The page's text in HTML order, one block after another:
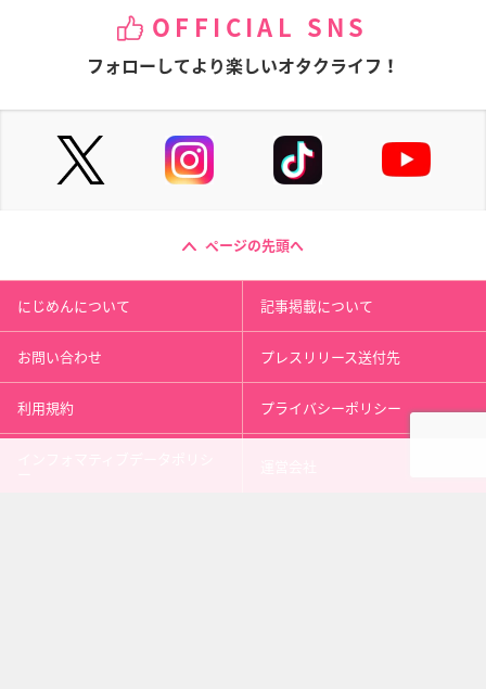
OFFICIAL SNS
フォローしてより楽しいオタクライフ！
ページの先頭へ
にじめんについて 記事掲載について
お問い合わせ プレスリリース送付先
利用規約 プライバシーポリシー